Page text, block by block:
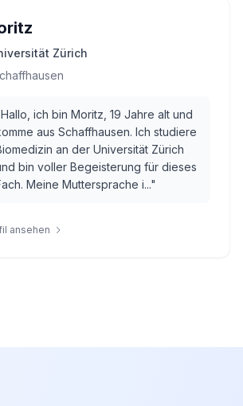
Zürich
Hallo, ich bin Moritz, 19 Jahre alt und
aus Schaffhausen. Ich studiere
an der Universität Zürich
bin voller Begeisterung für dieses
Meine Muttersprache i..."
ansehen